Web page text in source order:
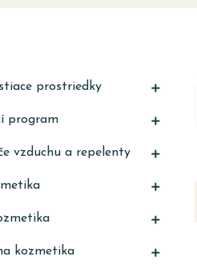
prostriedky 
program 
vzduchu a repelenty 


kozmetika 